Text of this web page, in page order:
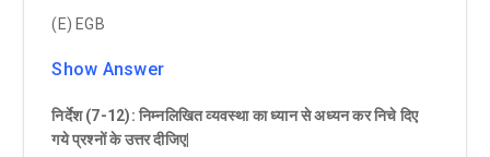
(E) EGB
Show Answer
निर्देश (7-12): निम्नलिखित व्यवस्था का ध्यान से अध्यन कर निचे दिए
गये प्रश्नों के उत्तर दीजिए|